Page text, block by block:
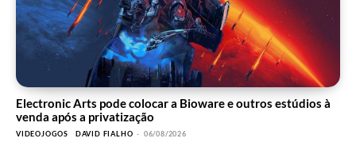
Electronic Arts pode colocar a Bioware e outros estúdios à
venda após a privatização
VIDEOJOGOS DAVID FIALHO - 06/08/2026